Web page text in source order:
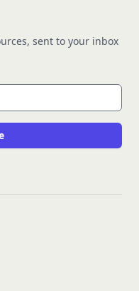
sent to your inbox